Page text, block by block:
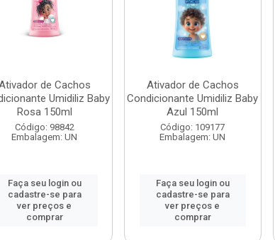
de Cachos
Umidiliz Baby
Rosa 150ml
Código: 98842
Embalagem: UN
Faça seu login ou
cadastre-se para
ver preços e
comprar
Ativador de Cachos
Condicionante Umidiliz Baby
Azul 150ml
Código: 109177
Embalagem: UN
Faça seu login ou
cadastre-se para
ver preços e
comprar